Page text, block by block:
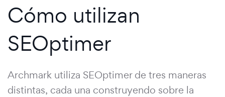
Cómo utilizan
SEOptimer
Archmark utiliza SEOptimer de tres maneras
distintas, cada una construyendo sobre la